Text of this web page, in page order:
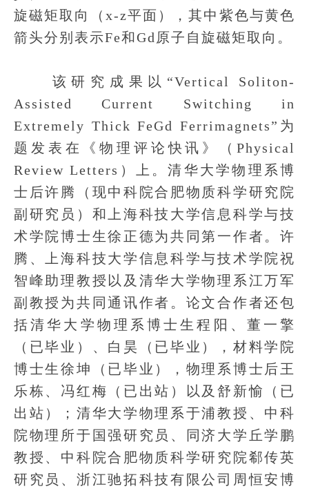
旋磁矩取向（x-z平面），其中紫色与黄色
箭头分别表示Fe和Gd原子自旋磁矩取向。
该研究成果以“Vertical Soliton-
Assisted Current Switching in
Extremely Thick FeGd Ferrimagnets”为
题发表在《物理评论快讯》（Physical
Review Letters）上。清华大学物理系博
士后许腾（现中科院合肥物质科学研究院
副研究员）和上海科技大学信息科学与技
术学院博士生徐正德为共同第一作者。许
腾、上海科技大学信息科学与技术学院祝
智峰助理教授以及清华大学物理系江万军
副教授为共同通讯作者。论文合作者还包
括清华大学物理系博士生程阳、董一擎
（已毕业）、白昊（已毕业），材料学院
博士生徐坤（已毕业），物理系博士后王
乐栋、冯红梅（已出站）以及舒新愉（已
出站）；清华大学物理系于浦教授、中科
院物理所于国强研究员、同济大学丘学鹏
教授、中科院合肥物质科学研究院郗传英
研究员、浙江驰拓科技有限公司周恒安博